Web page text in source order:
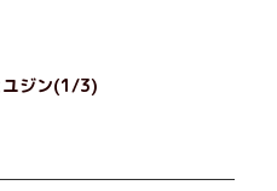
士とまみえることはできるの
マリア」に込められた秘密と
を残すシリーズ第四作！
ユジン(1/3)